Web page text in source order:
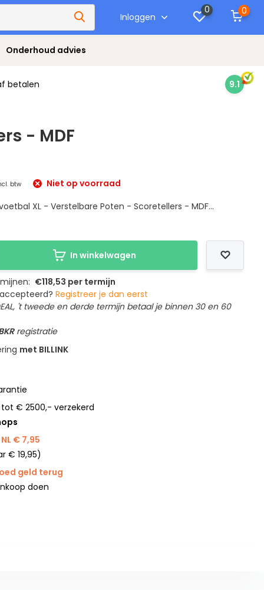
Inloggen
0 0
Onderhoud advies
betalen 9.1
- MDF
btw
Niet op voorraad
XL - Verstelbare Poten - Scoretellers - MDF...
In winkelwagen
€118,53 per termijn
Registreer je dan eerst
't tweede en derde termijn betaal je binnen 30 en 60
registratie
met BILLINK
€ 2500,- verzekerd
€ 7,95
€ 19,95)
geld terug
doen